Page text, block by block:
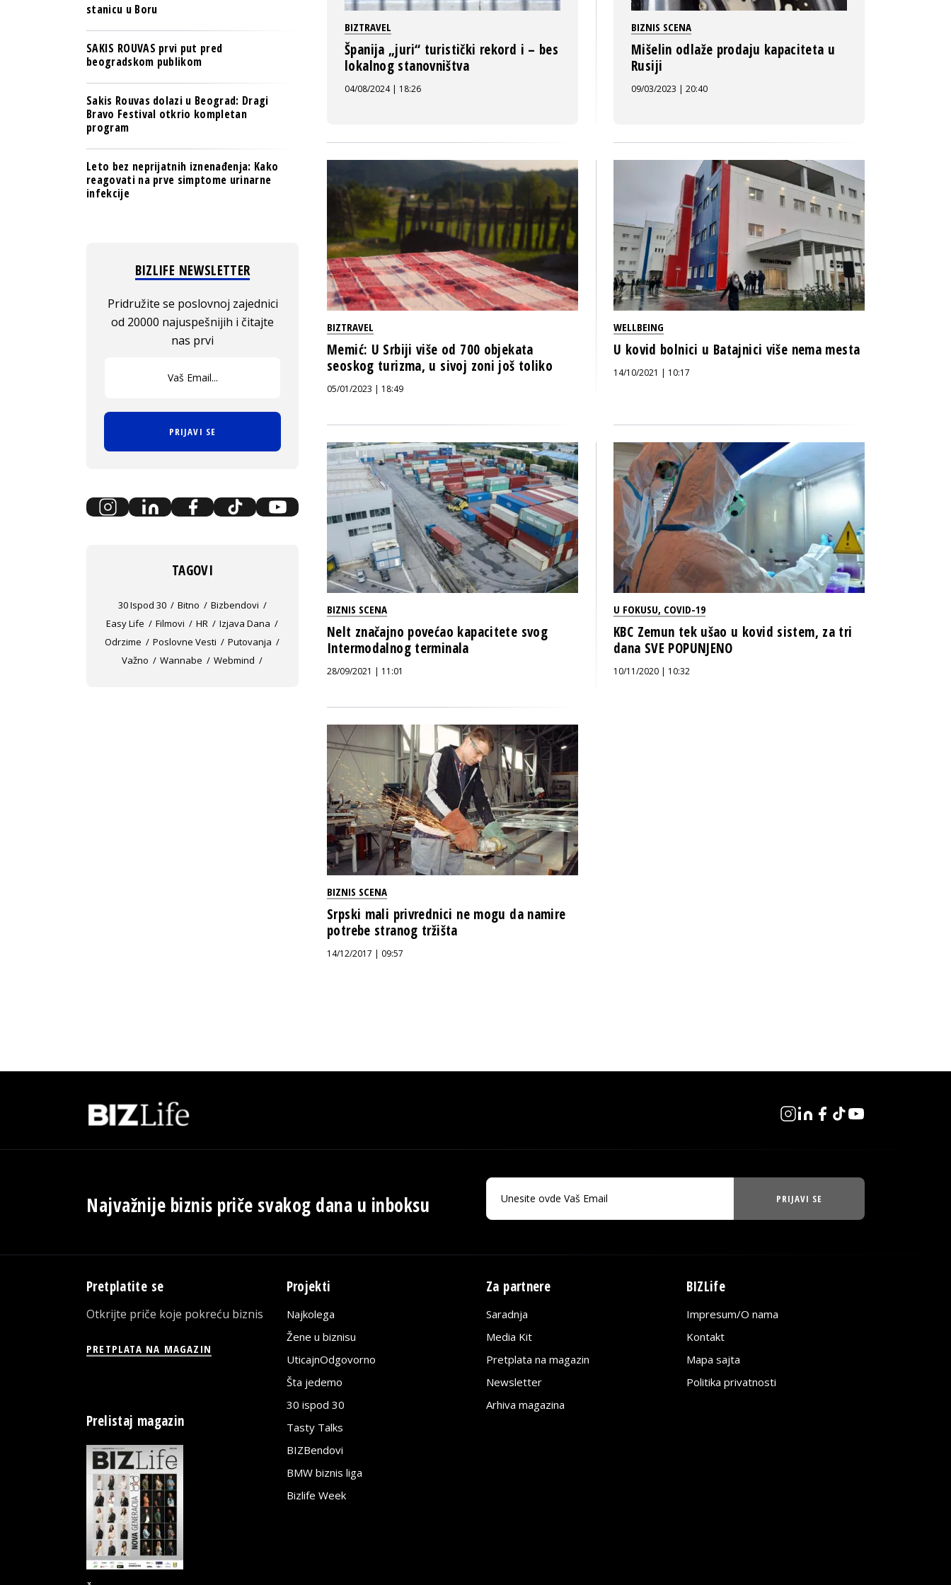
BIZTRAVEL
Španija „juri“ turistički rekord i – bes
lokalnog stanovništva
04/08/2024 | 18:26
BIZNIS SCENA
Mišelin odlaže prodaju kapaciteta u
Rusiji
09/03/2023 | 20:40
BIZTRAVEL
Memić: U Srbiji više od 700 objekata
seoskog turizma, u sivoj zoni još toliko
05/01/2023 | 18:49
WELLBEING
U kovid bolnici u Batajnici više nema mesta
14/10/2021 | 10:17
BIZNIS SCENA
Nelt značajno povećao kapacitete svog
Intermodalnog terminala
28/09/2021 | 11:01
U FOKUSU, COVID-19
KBC Zemun tek ušao u kovid sistem, za tri
dana SVE POPUNJENO
10/11/2020 | 10:32
BIZNIS SCENA
Srpski mali privrednici ne mogu da namire
potrebe stranog tržišta
14/12/2017 | 09:57
stanicu u Boru
SAKIS ROUVAS prvi put pred
beogradskom publikom
Sakis Rouvas dolazi u Beograd: Dragi
Bravo Festival otkrio kompletan
program
Leto bez neprijatnih iznenađenja: Kako
reagovati na prve simptome urinarne
infekcije
BIZLIFE NEWSLETTER
Pridružite se poslovnoj zajednici
od 20000 najuspešnijih i čitajte
nas prvi
PRIJAVI SE
TAGOVI
30 Ispod 30 Bitno
Bizbendovi
Easy Life
Filmovi HR
Izjava Dana
Odrzime
Poslovne Vesti
Putovanja
Važno
Wannabe Webmind
Najvažnije biznis priče svakog dana u inboksu PRIJAVI SE
Pretplatite se
Otkrijte priče koje pokreću biznis
PRETPLATA NA MAGAZIN
Prelistaj magazin
Projekti
Najkolega
Žene u biznisu
UticajnOdgovorno
Šta jedemo
30 ispod 30
Tasty Talks
BIZBendovi
BMW biznis liga
Bizlife Week
Za partnere
Saradnja
Media Kit
Pretplata na magazin
Newsletter
Arhiva magazina
BIZLife
Impresum/O nama
Kontakt
Mapa sajta
Politika privatnosti